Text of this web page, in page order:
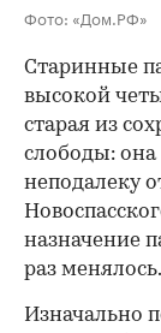
Фото: «Дом.РФ»
Старинные
высокой
старая из
слободы: она
неподалеку
назначение
раз менялось.
Изначально